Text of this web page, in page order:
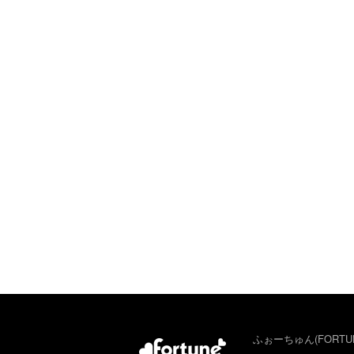
ふぉーちゅん